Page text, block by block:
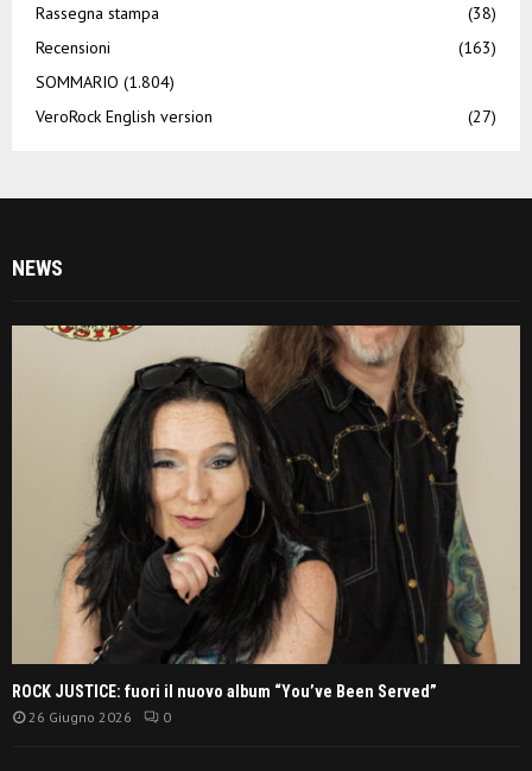
Rassegna stampa
(38)
Recensioni
(163)
SOMMARIO (1.804)
VeroRock English version
(27)
NEWS
ROCK JUSTICE: fuori il nuovo album “You’ve Been Served”
26 Giugno 2026 0